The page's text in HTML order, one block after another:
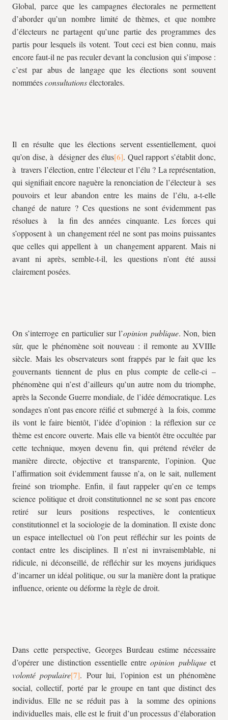
Global, parce que les campagnes électorales ne permettent
d’aborder qu’un nombre limité de thèmes, et que nombre
d’électeurs ne partagent qu’une partie des programmes des
partis pour lesquels ils votent. Tout ceci est bien connu, mais
encore faut-il ne pas reculer devant la conclusion qui s’impose :
c’est par abus de langage que les élections sont souvent
nomméesconsultationsélectorales.
Il en résulte que les élections servent essentiellement, quoi
qu’on dise, à désigner des élus
. Quel rapport s’établit donc,
à travers l’élection, entre l’électeur et l’élu ? La représentation,
qui signifiait encore naguère la renonciation de l’électeur à ses
pouvoirs et leur abandon entre les mains de l’élu, a-t-elle
changé de nature ? Ces questions ne sont évidemment pas
résolues à la fin des années cinquante. Les forces qui
s’opposent à un changement réel ne sont pas moins puissantes
que celles qui appellent à un changement apparent. Mais ni
avant ni après, semble-t-il, les questions n’ont été aussi
clairement posées.
On s’interroge en particulier sur l’opinion publique. Non, bien
sûr, que le phénomène soit nouveau : il remonte au XVIIIe
siècle. Mais les observateurs sont frappés par le fait que les
gouvernants tiennent de plus en plus compte de celle-ci –
phénomène qui n’est d’ailleurs qu’un autre nom du triomphe,
après la Seconde Guerre mondiale, de l’idée démocratique. Les
sondages n’ont pas encore réifié et submergé à la fois, comme
ils vont le faire bientôt, l’idée d’opinion : la réflexion sur ce
thème est encore ouverte. Mais elle va bientôt être occultée par
cette technique, moyen devenu fin, qui prétend révéler de
manière directe, objective et transparente, l’opinion. Que
l’affirmation soit évidemment fausse n’a, on le sait, nullement
freiné son triomphe. Enfin, il faut rappeler qu’en ce temps
science politique et droit constitutionnel ne se sont pas encore
retiré sur leurs positions respectives, le contentieux
constitutionnel et la sociologie de la domination. Il existe donc
un espace intellectuel où l’on peut réfléchir sur les points de
contact entre les disciplines. Il n’est ni invraisemblable, ni
ridicule, ni déconseillé, de réfléchir sur les moyens juridiques
d’incarner un idéal politique, ou sur la manière dont la pratique
influence, oriente ou déforme la règle de droit.
Dans cette perspective, Georges Burdeau estime nécessaire
d’opérer une distinction essentielle entreopinion publiqueet
volonté populaire
. Pour lui, l’opinion est un phénomène
social, collectif, porté par le groupe en tant que distinct des
individus. Elle ne se réduit pas à la somme des opinions
individuelles mais, elle est le fruit d’un processus d’élaboration